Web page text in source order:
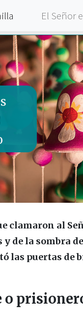
El Señor
clamaron al
de la sombra
las puertas de
o